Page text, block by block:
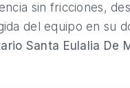
sin fricciones,
del equipo en su
Santa Eulalia De